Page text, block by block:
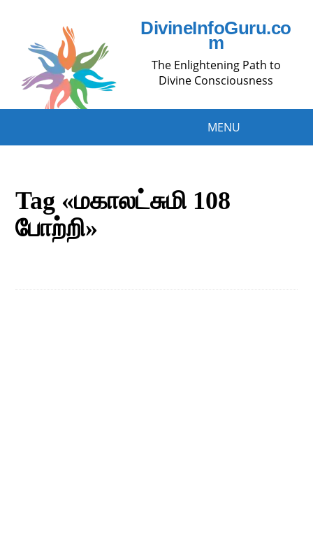
DivineInfoGuru.co
m
The Enlightening Path to
Divine Consciousness
MENU
Tag «மகாலட்சுமி 108
போற்றி»